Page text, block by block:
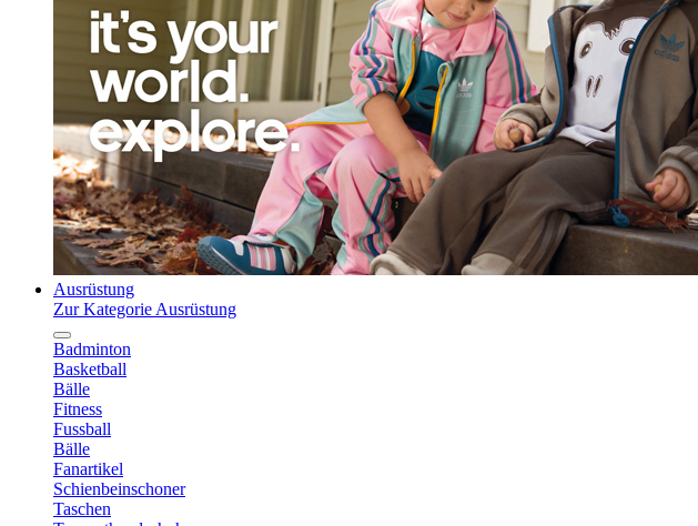
Ausrüstung
Zur Kategorie Ausrüstung
Badminton
Basketball
Bälle
Fitness
Fussball
Bälle
Fanartikel
Schienbeinschoner
Taschen